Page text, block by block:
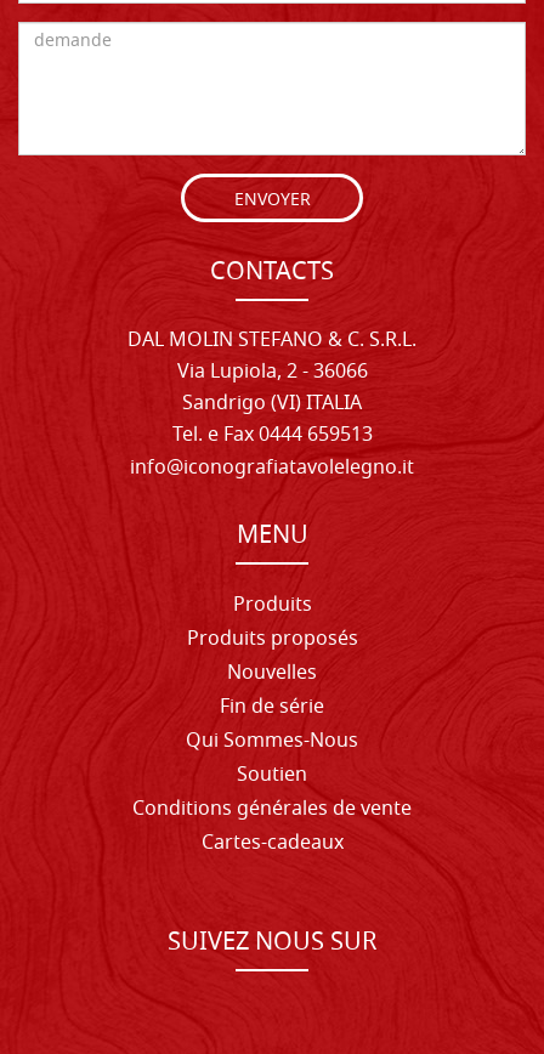
ENVOYER
CONTACTS
DAL MOLIN STEFANO & C. S.R.L.
Via Lupiola, 2 - 36066
Sandrigo (VI) ITALIA
Tel. e Fax 0444 659513
info@iconografiatavolelegno.it
MENU
Produits
Produits proposés
Nouvelles
Fin de série
Qui Sommes-Nous
Soutien
Conditions générales de vente
Cartes-cadeaux
SUIVEZ NOUS SUR